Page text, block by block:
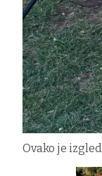
Ovako je